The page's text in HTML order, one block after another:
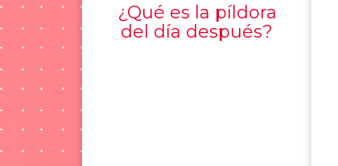
¿Qué es la píldora
del día después?